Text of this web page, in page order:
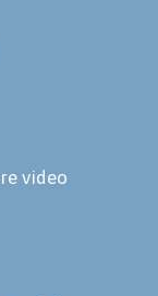
video